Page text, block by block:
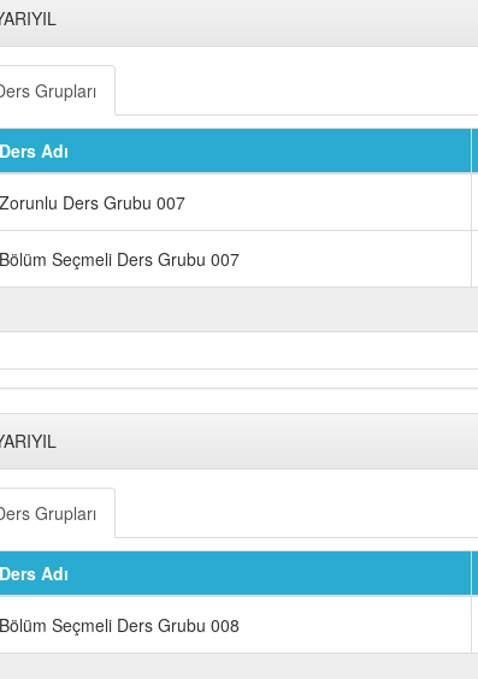
Grupları
Adı
Ders Grubu 007
Seçmeli Ders Grubu 007
Grupları
Adı
Seçmeli Ders Grubu 008